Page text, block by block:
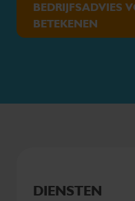
BEDRIJFSADVIES
BETEKENEN
DIENSTEN